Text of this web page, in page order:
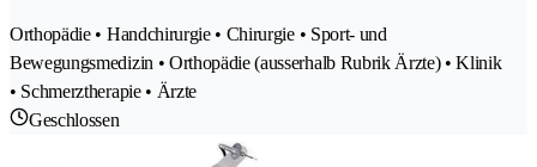
Orthopädie • Handchirurgie • Chirurgie • Sport- und
Bewegungsmedizin • Orthopädie (ausserhalb Rubrik Ärzte) • Klinik
• Schmerztherapie • Ärzte
Geschlossen